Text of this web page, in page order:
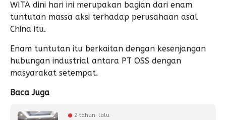
WITA dini hari ini merupakan bagian dari enam
tuntutan massa aksi terhadap perusahaan asal
China itu.
Enam tuntutan itu berkaitan dengan kesenjangan
hubungan industrial antara PT OSS dengan
masyarakat setempat.
Baca Juga
2 tahun lalu